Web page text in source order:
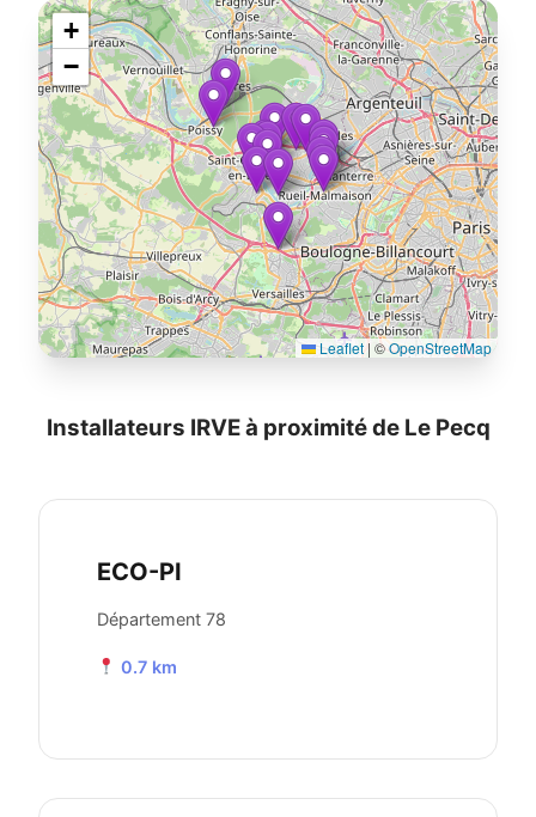
+
−
Leaflet | ©OpenStreetMap
Installateurs IRVE à proximité de Le Pecq
ECO-PI
Département 78
0.7 km